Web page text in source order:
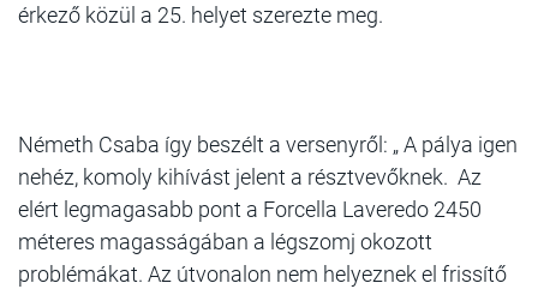
érkező közül a 25. helyet szerezte meg.
Németh Csaba így beszélt a versenyről: „ A pálya igen
nehéz, komoly kihívást jelent a résztvevőknek. Az
elért legmagasabb pont a Forcella Laveredo 2450
méteres magasságában a légszomj okozott
problémákat. Az útvonalon nem helyeznek el frissítő